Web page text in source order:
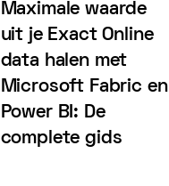
Maximale waarde
uit je Exact Online
data halen met
Microsoft Fabric en
Power BI: De
complete gids